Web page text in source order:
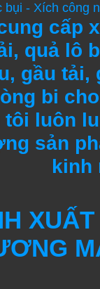
bụi - Xích công
cấp
, quả lô
, gầu tải,
bi
tôi luôn
sản
kinh